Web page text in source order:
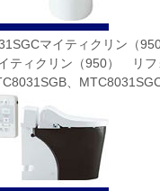
マイティクリン（
クリン（950） リフ
、